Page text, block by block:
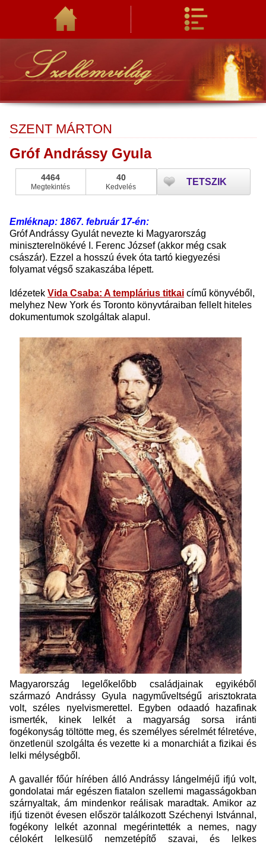
SZENT MÁRTON
Gróf Andrássy Gyula
4464
Megtekintés
40
Kedvelés TETSZIK
Emléknap: 1867. február 17-én:
Gróf Andrássy Gyulát nevezte ki Magyarország
miniszterelnökévé I. Ferenc József (akkor még csak
császár). Ezzel a hosszú évek óta tartó kiegyezési
folyamat végső szakaszába lépett.
Idézetek Vida Csaba: A templárius titkai című könyvéből,
melyhez New York és Toronto könyvtáraiban fellelt hiteles
dokumentumok szolgáltak alapul.
Magyarország legelőkelőbb családjainak egyikéből
származó Andrássy Gyula nagyműveltségű arisztokrata
volt, széles nyelvismerettel. Egyben odaadó hazafinak
ismerték, kinek lelkét a magyarság sorsa iránti
fogékonyság töltötte meg, és személyes sérelmét félretéve,
önzetlenül szolgálta és vezette ki a monarchiát a fizikai és
lelki mélységből.
A gavallér főúr hírében álló Andrássy lángelméjű ifjú volt,
gondolatai már egészen fiatalon szellemi magasságokban
szárnyaltak, ám mindenkor reálisak maradtak. Amikor az
ifjú tizenöt évesen először találkozott Széchenyi Istvánnal,
fogékony lelkét azonnal megérintették a nemes, nagy
célokért lelkesülő nemzetépítő szavai, és lelkes